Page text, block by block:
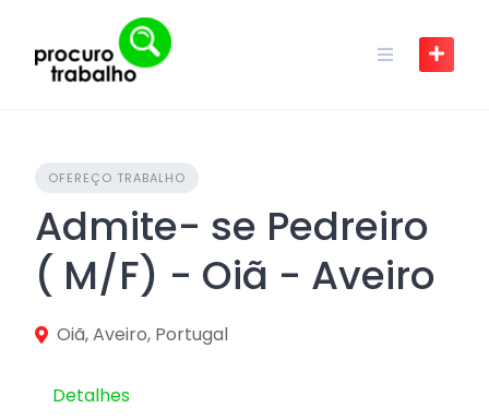
content
OFEREÇO TRABALHO
Admite- se Pedreiro
( M/F) - Oiã - Aveiro
Oiã, Aveiro, Portugal
Detalhes